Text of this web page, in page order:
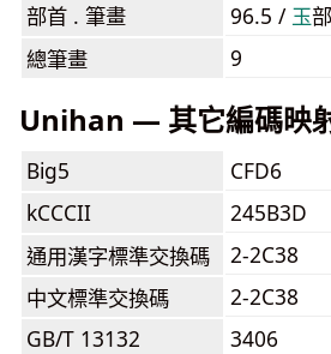
部首 . 筆畫
96.5 / ⽟
總筆畫
9
Unihan — 其它編碼映
Big5
CFD6
kCCCII
245B3D
通用漢字標準交換碼
2-2C38
中文標準交換碼
2-2C38
GB/T 13132
3406